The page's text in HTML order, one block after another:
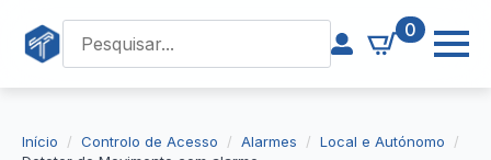
0
Início Controlo de Acesso Alarmes
Local e Autónomo